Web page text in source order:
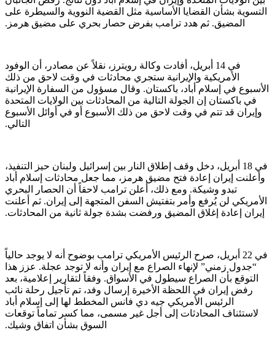
التسوية بشأن القضايا الأساسية مثل القضية النووية والسيطرة على
المضيق. ثم هدد ترامب بفرض حصار بحري على مضيق هرمز.
في 14 أبريل، أفادت وكالة رويترز، نقلاً عن مصادر، أن الوفود
الأمريكية والإيرانية ستجري محادثات في وقت لاحق من ذلك
الأسبوع في إسلام أباد، باكستان. وقال مسؤول من السفارة الإيرانية
في باكستان إن الجولة التالية من المحادثات بين الولايات المتحدة
وإيران قد تتم في وقت لاحق من ذلك الأسبوع أو في أوائل الأسبوع
التالي.
في 18 أبريل، دخل وقف إطلاق النار بين إسرائيل ولبنان حيز التنفيذ،
وأعلنت إيران إعادة فتح مضيق هرمز، مما جعل محادثات إسلام أباد
تبدو وشيكة. ومع ذلك، أعلن ترامب لاحقاً أن الحصار البحري
الأمريكي لن يُرفع وأمر بتفتيش السفن المتجهة إلى إيران. ثم أعلنت
إيران إعادة إغلاق المضيق ورفضت بشدة جولة ثانية من المحادثات.
في 22 أبريل، صرح الرئيس الأمريكي ترامب بوضوح أنه لا يوجد حالياً
“جدول زمني” لإنهاء الصراع مع إيران وأنه لا توجد عجلة. عزز هذا
التوقع بأن الصراع سيطول في الأسواق. وفقاً لتقارير إعلامية، بعد
رفض إيران في اللحظة الأخيرة إرسال وفد، تم تأجيل رحلة نائب
الرئيس الأمريكي جيه دي فانس المخطط لها إلى إسلام أباد
لاستئناف المحادثات إلى أجل غير مسمى، مما كسر تماماً توقعات
السوق بشأن اتفاق وشيك.